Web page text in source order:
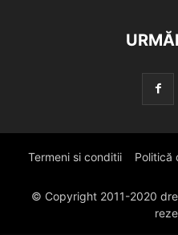
Termeni si conditii Politică
© Copyright 2011-2020